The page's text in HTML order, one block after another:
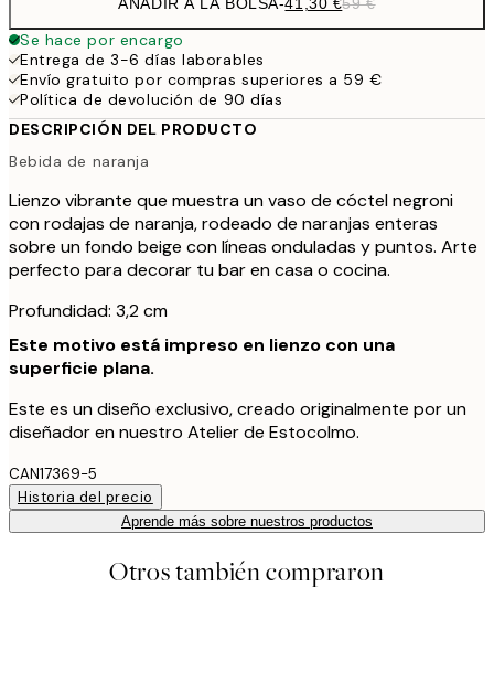
Se hace por encargo
Entrega de 3-6 días laborables
Envío gratuito por compras superiores a 59 €
Política de devolución de 90 días
DESCRIPCIÓN DEL PRODUCTO
Bebida de naranja
Lienzo vibrante que muestra un vaso de cóctel negroni
con rodajas de naranja, rodeado de naranjas enteras
sobre un fondo beige con líneas onduladas y puntos. Arte
perfecto para decorar tu bar en casa o cocina.
Profundidad: 3,2 cm
Este motivo está impreso en lienzo con una
superficie plana.
Este es un diseño exclusivo, creado originalmente por un
diseñador en nuestro Atelier de Estocolmo.
CAN17369-5
Historia del precio
Aprende más sobre nuestros productos
Otros también compraron